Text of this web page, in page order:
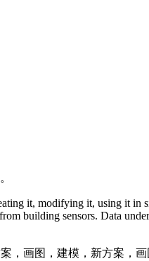
it, modifying it, using it in
building sensors. Data
，画图，建模，新方案，画